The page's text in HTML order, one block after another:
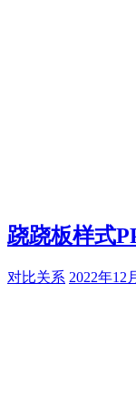
跷跷板样式
对比关系 2022年12